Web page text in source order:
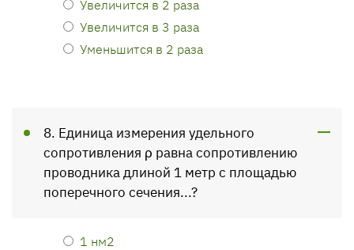
Увеличится в 2 раза
Увеличится в 3 раза
Уменьшится в 2 раза
8. Единица измерения удельного
сопротивления ρ равна сопротивлению
проводника длиной 1 метр с площадью
поперечного сечения...?
1 нм2